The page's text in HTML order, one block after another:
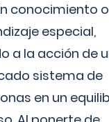
conocimiento o
especial,
a la acción de
sistema de
en un